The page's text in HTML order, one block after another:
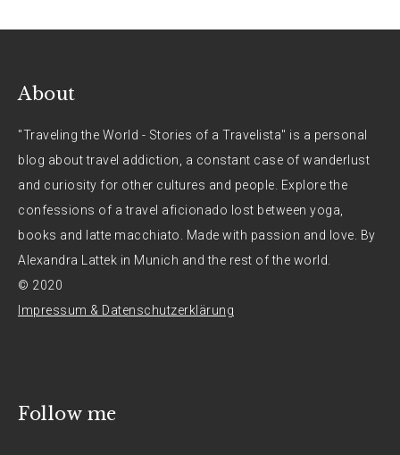
About
"Traveling the World - Stories of a Travelista" is a personal
blog about travel addiction, a constant case of wanderlust
and curiosity for other cultures and people. Explore the
confessions of a travel aficionado lost between yoga,
books and latte macchiato. Made with passion and love. By
Alexandra Lattek in Munich and the rest of the world.
© 2020
Impressum & Datenschutzerklärung
Follow me